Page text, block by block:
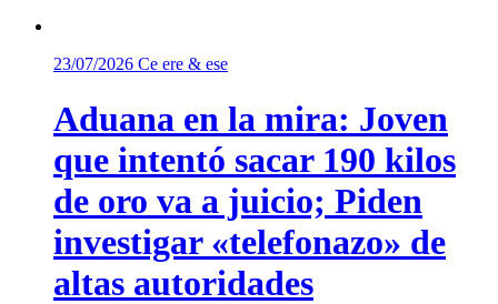
23/07/2026 Ce ere & ese
Aduana en la mira: Joven
que intentó sacar 190 kilos
de oro va a juicio; Piden
investigar «telefonazo» de
altas autoridades